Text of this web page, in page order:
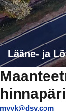
Lääne- ja
myyk@dsv.com